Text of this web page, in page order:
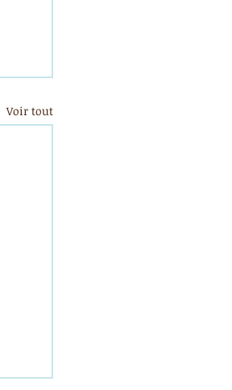
Voir tout